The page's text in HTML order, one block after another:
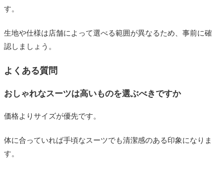
す。
生地や仕様は店舗によって選べる範囲が異なるため、事前に確
認しましょう。
よくある質問
おしゃれなスーツは高いものを選ぶべきですか
価格よりサイズが優先です。
体に合っていれば手頃なスーツでも清潔感のある印象になりま
す。